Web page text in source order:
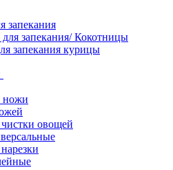
запекания
запекания/ Кокотницы
запекания курицы
ножи
овощей